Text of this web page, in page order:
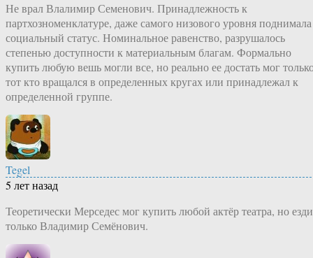
Не врал Влалимир Семенович. Принадлежность к
партхозноменклатуре, даже самого низового уровня поднимала
социальный статус. Номинальное равенство, разрушалось
степенью доступности к материальным благам. Формально
купить любую вешь могли все, но реально ее достать мог
тот кто вращался в определенных кругах или принадлежал к
определенной группе.
Tegel
5 лет назад
Теоретически Мерседес мог купить любой актёр театра, но
только Владимир Семёнович.